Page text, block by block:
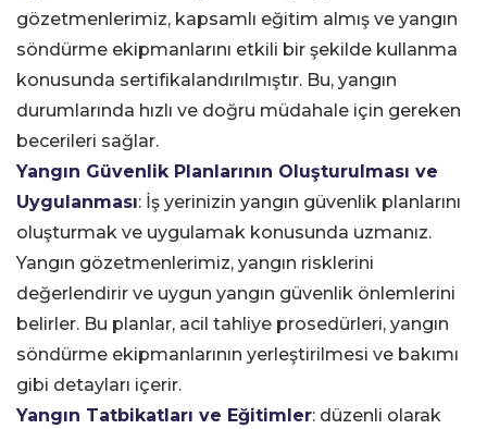
gözetmenlerimiz, kapsamlı eğitim almış ve yangın
söndürme ekipmanlarını etkili bir şekilde kullanma
konusunda sertifikalandırılmıştır. Bu, yangın
durumlarında hızlı ve doğru müdahale için gereken
becerileri sağlar.
Yangın Güvenlik Planlarının Oluşturulması ve
Uygulanması: İş yerinizin yangın güvenlik planlarını
oluşturmak ve uygulamak konusunda uzmanız.
Yangın gözetmenlerimiz, yangın risklerini
değerlendirir ve uygun yangın güvenlik önlemlerini
belirler. Bu planlar, acil tahliye prosedürleri, yangın
söndürme ekipmanlarının yerleştirilmesi ve bakımı
gibi detayları içerir.
Yangın Tatbikatları ve Eğitimler: düzenli olarak